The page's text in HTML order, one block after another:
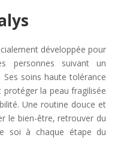
développée pour
personnes suivant un
soins haute tolérance
la peau fragilisée
Une routine douce et
le bien-être, retrouver du
soi à chaque étape du